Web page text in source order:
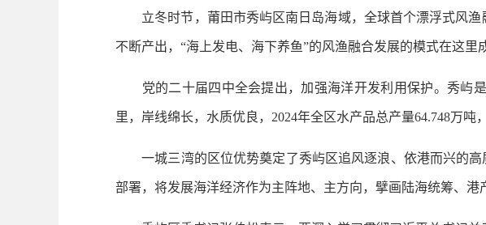
立冬时节，莆田市秀屿区南日岛海域，全球首个漂浮式风渔
不断产出，“海上发电、海下养鱼”的风渔融合发展的模式在这里
党的二十届四中全会提出，加强海洋开发利用保护。秀屿是
里，岸线绵长，水质优良，2024年全区水产品总产量64.748万吨
一城三湾的区位优势奠定了秀屿区追风逐浪、依港而兴的高
部署，将发展海洋经济作为主阵地、主方向，擘画陆海统筹、